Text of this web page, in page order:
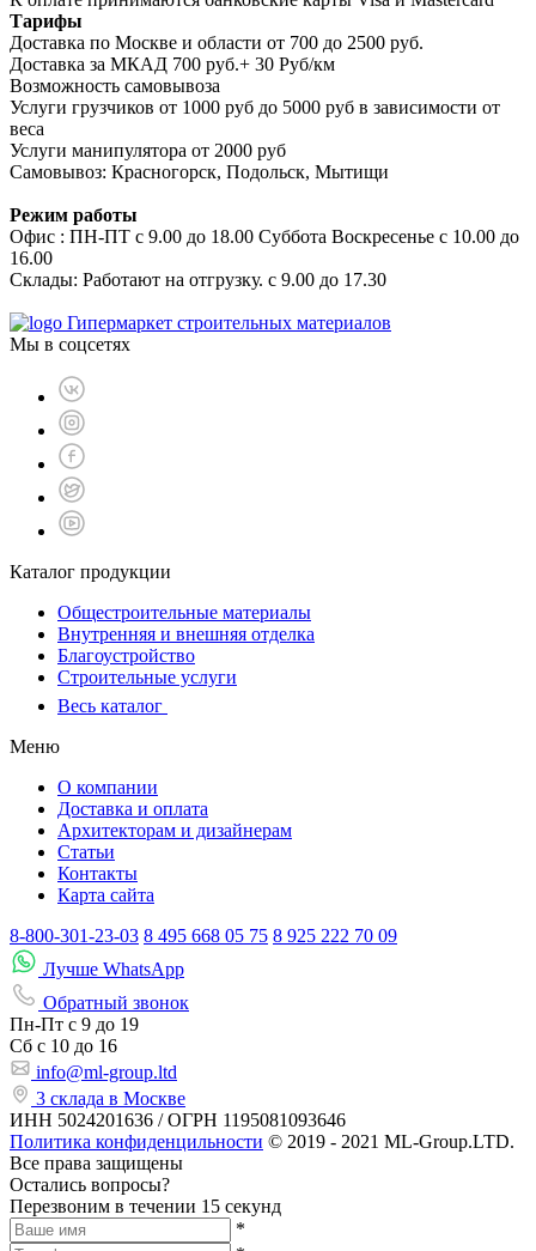
Тарифы
Доставка по Москве и области от 700 до 2500 руб.
Доставка за МКАД 700 руб.+ 30 Руб/км
Возможность самовывоза
Услуги грузчиков от 1000 руб до 5000 руб в зависимости от
веса
Услуги манипулятора от 2000 руб
Самовывоз: Красногорск, Подольск, Мытищи
Режим работы
Офис : ПН-ПТ с 9.00 до 18.00 Суббота Воскресенье с 10.00 до
16.00
Склады: Работают на отгрузку. с 9.00 до 17.30
Гипермаркет строительных материалов
Мы в соцсетях
Каталог продукции
Общестроительные материалы
Внутренняя и внешняя отделка
Благоустройство
Строительные услуги
Весь каталог
Меню
О компании
Доставка и оплата
Архитекторам и дизайнерам
Статьи
Контакты
Карта сайта
8-800-301-23-03 8 495 668 05 75 8 925 222 70 09
Лучше WhatsApp
Обратный звонок
Пн-Пт с 9 до 19
Сб с 10 до 16
info@ml-group.ltd
3 склада в Москве
ИНН 5024201636 / ОГРН 1195081093646
Политика конфиденцильности © 2019 - 2021 ML-Group.LTD.
Все права защищены
Остались вопросы?
Перезвоним в течении 15 секунд
*